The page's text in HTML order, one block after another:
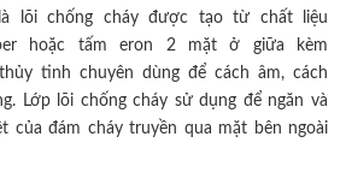
lõi chống cháy được tạo từ chất liệu
hoặc tấm eron 2 mặt ở giữa kèm
tinh chuyên dùng để cách âm, cách
Lớp lõi chống cháy sử dụng để ngăn và
của đám cháy truyền qua mặt bên ngoài